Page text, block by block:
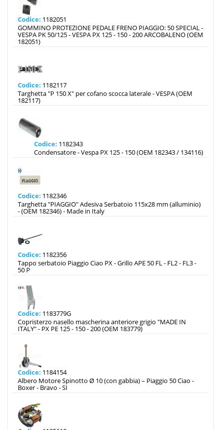
Codice: 1182051
GOMMINO PROTEZIONE PEDALE FRENO PIAGGIO: 50 SPECIAL -
VESPA PK 50/125 - VESPA PX 125 - 150 - 200 ARCOBALENO (OEM
182051)
Codice: 1182117
Targhetta "P 150 X" per cofano scocca laterale - VESPA (OEM
182117)
Codice: 1182343
Condensatore - Vespa PX 125 - 150 (OEM 182343 / 134116)
Codice: 1182346
Targhetta "PIAGGIO" Adesiva Serbatoio 115x28 mm (alluminio)
- (OEM 182346) - Made in Italy
Codice: 1182356
Tappo serbatoio Piaggio Ciao PX - Grillo APE 50 FL - FL2 - FL3 -
50 P
Codice: 1183779G
Copristerzo nasello mascherina anteriore grigio "MADE IN
ITALY" - PX PE 125 - 150 - 200 (OEM 183779)
Codice: 1184154
Albero Motore Spinotto Ø 10 (con gabbia) – Piaggio 50 Ciao -
Boxer - Bravo - SI